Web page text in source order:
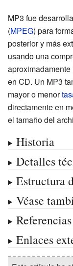
MP3 fue
(MPEG) para
posterior y más
usando una
en CD. Un MP3
mayor o menor
directamente en
el tamaño del
Historia
Detalles
Estructura
Véase
Referencias
Enlaces